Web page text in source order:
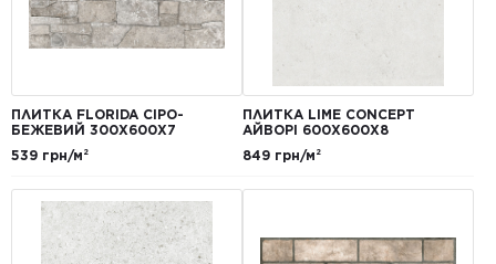
ПЛИТКА FLORIDA СІРО-
БЕЖЕВИЙ 300Х600Х7
539 грн/м²
ПЛИТКА LIME CONCEPT
АЙВОРІ 600Х600Х8
849 грн/м²